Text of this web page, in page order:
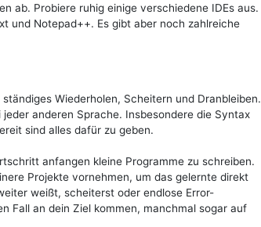
ab. Probiere ruhig einige verschiedene IDEs aus.
und Notepad++. Es gibt aber noch zahlreiche
Wiederholen, Scheitern und Dranbleiben.
anderen Sprache. Insbesondere die Syntax
sind alles dafür zu geben.
anfangen kleine Programme zu schreiben.
Projekte vornehmen, um das gelernte direkt
weißt, scheiterst oder endlose Error-
Fall an dein Ziel kommen, manchmal sogar auf